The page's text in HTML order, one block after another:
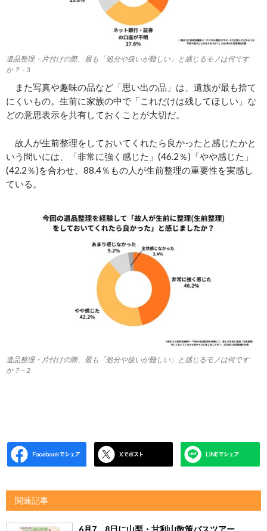
遺品整理・片付けの際、最も「処分や扱いが難しい」と感じるモノは何です
か？ – 3
また写真や趣味の品など「思い出の品」は、遺族が最も捨て
にくいもの。生前に家族の中で「これだけは残してほしい」な
どの意思表示を共有しておくことが大切だ。
故人が生前整理をしておいてくれたら良かったと感じたかと
いう問いには、「非常に強く感じた」(46.2％)「やや感じた」
(42.2％)を合わせ、88.4％もの人が生前整理の重要性を実感し
ている。
遺品整理・片付けの際、最も「処分や扱いが難しい」と感じるモノは何です
か？ – 2
関連記事
6月7、8日に山梨・甘利山散策バスツアー